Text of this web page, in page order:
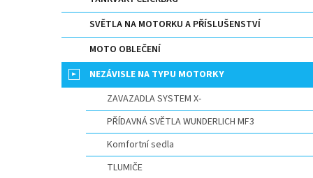
SVĚTLA NA MOTORKU A PŘÍSLUŠENSTVÍ
MOTO OBLEČENÍ
NEZÁVISLE NA TYPU MOTORKY
ZAVAZADLA SYSTEM X-
PŘÍDAVNÁ SVĚTLA WUNDERLICH MF3
Komfortní sedla
TLUMIČE